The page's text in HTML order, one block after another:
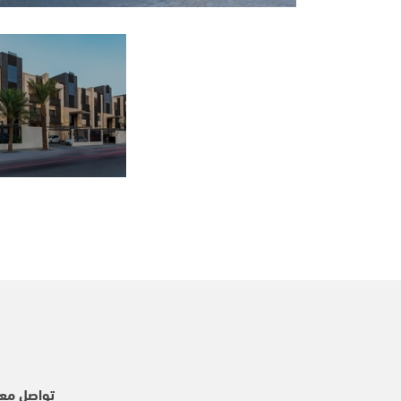
تواصل